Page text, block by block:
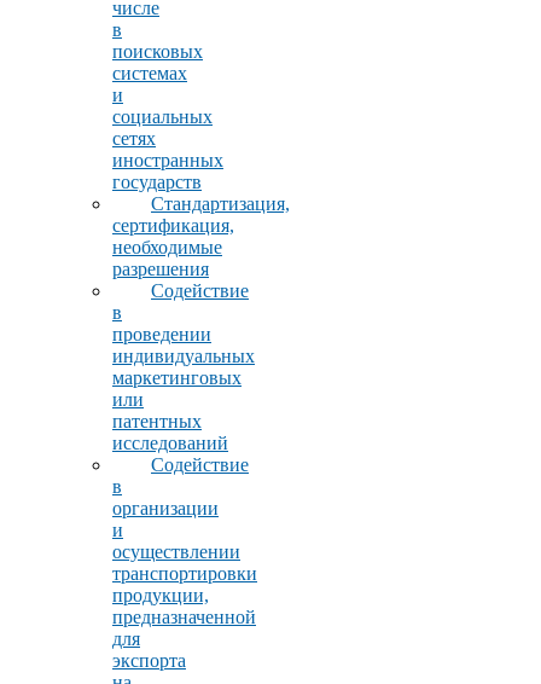
числе
в
поисковых
системах
и
социальных
сетях
иностранных
государств
Стандартизация,
сертификация,
необходимые
разрешения
Содействие
в
проведении
индивидуальных
маркетинговых
или
патентных
исследований
Содействие
в
организации
и
осуществлении
транспортировки
продукции,
предназначенной
для
экспорта